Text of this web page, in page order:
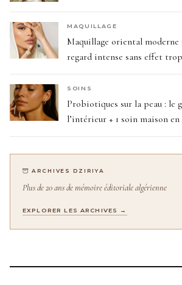
MAQUILLAGE
Maquillage oriental moderne
regard intense sans effet
SOINS
Probiotiques sur la peau : le
l’intérieur + 1 soin maison en
ARCHIVES DZIRIYA
Plus de 20 ans de mémoire éditoriale algérienne
EXPLORER LES ARCHIVES →